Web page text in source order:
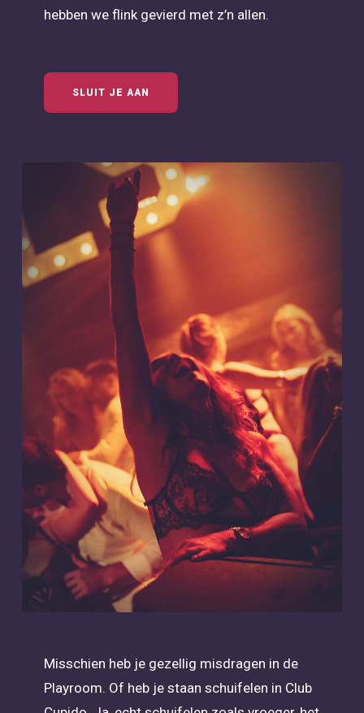
hebben we flink gevierd met z’n allen.
SLUIT JE AAN
Misschien heb je gezellig misdragen in de
Playroom. Of heb je staan schuifelen in Club